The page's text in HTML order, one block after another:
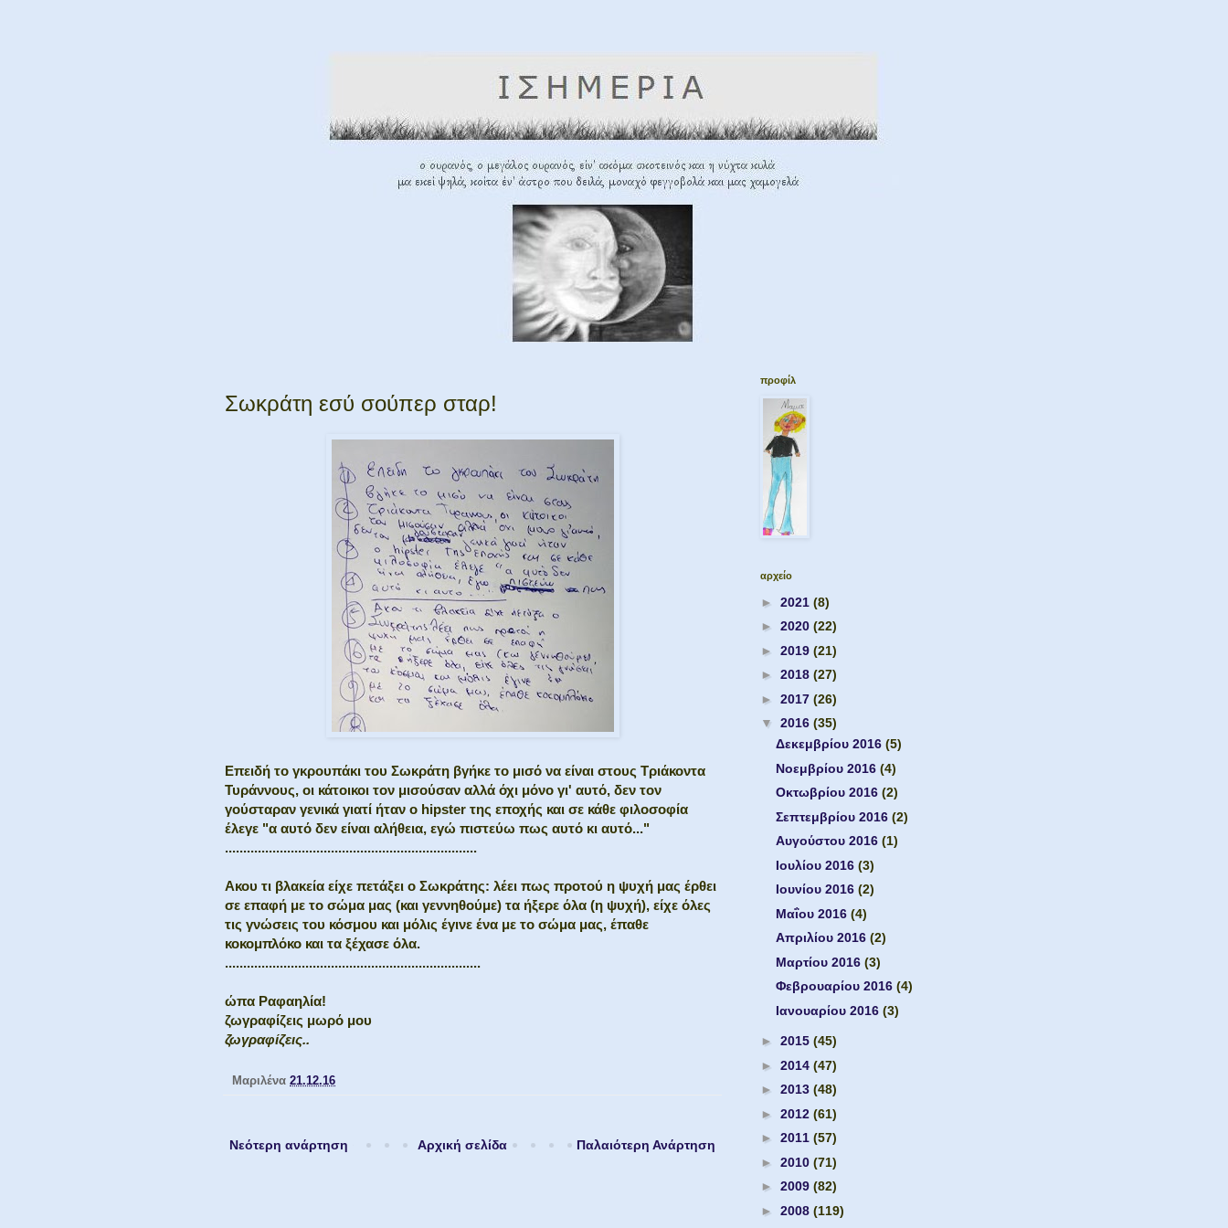
Σωκράτη εσύ σούπερ σταρ!
Επειδή το γκρουπάκι του Σωκράτη βγήκε το μισό να είναι στους Τριάκοντα
Τυράννους, οι κάτοικοι τον μισούσαν αλλά όχι μόνο γι' αυτό, δεν τον
γούσταραν γενικά γιατί ήταν ο hipster της εποχής και σε κάθε φιλοσοφία
έλεγε "α αυτό δεν είναι αλήθεια, εγώ πιστεύω πως αυτό κι αυτό..."
.....................................................................
Ακου τι βλακεία είχε πετάξει ο Σωκράτης: λέει πως προτού η ψυχή μας έρθει
σε επαφή με το σώμα μας (και γεννηθούμε) τα ήξερε όλα (η ψυχή), είχε όλες
τις γνώσεις του κόσμου και μόλις έγινε ένα με το σώμα μας, έπαθε
κοκομπλόκο και τα ξέχασε όλα.
......................................................................
ώπα Ραφαηλία!
ζωγραφίζεις μωρό μου
ζωγραφίζεις..
Μαριλένα 21.12.16
Νεότερη ανάρτηση Παλαιότερη Ανάρτηση
Αρχική σελίδα
προφίλ
αρχείο
► 2021 (8)
► 2020 (22)
► 2019 (21)
► 2018 (27)
► 2017 (26)
▼ 2016 (35)
Δεκεμβρίου 2016 (5)
Νοεμβρίου 2016 (4)
Οκτωβρίου 2016 (2)
Σεπτεμβρίου 2016 (2)
Αυγούστου 2016 (1)
Ιουλίου 2016 (3)
Ιουνίου 2016 (2)
Μαΐου 2016 (4)
Απριλίου 2016 (2)
Μαρτίου 2016 (3)
Φεβρουαρίου 2016 (4)
Ιανουαρίου 2016 (3)
► 2015 (45)
► 2014 (47)
► 2013 (48)
► 2012 (61)
► 2011 (57)
► 2010 (71)
► 2009 (82)
► 2008 (119)